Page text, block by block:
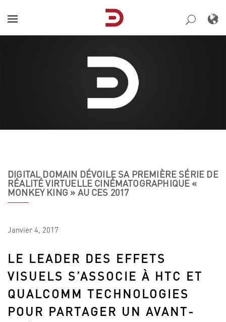
content
DIGITAL DOMAIN DÉVOILE SA PREMIÈRE SÉRIE DE
RÉALITÉ VIRTUELLE CINÉMATOGRAPHIQUE «
MONKEY KING » AU CES 2017
Janvier 4, 2017
LE LEADER DES EFFETS
VISUELS S’ASSOCIE À HTC ET
QUALCOMM TECHNOLOGIES
POUR PARTAGER UN AVANT-